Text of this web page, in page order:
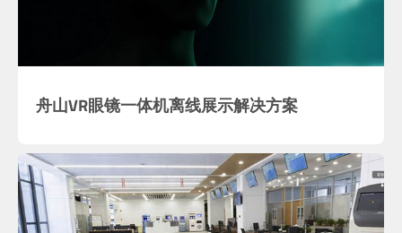
舟山VR眼镜一体机离线展示解决方案